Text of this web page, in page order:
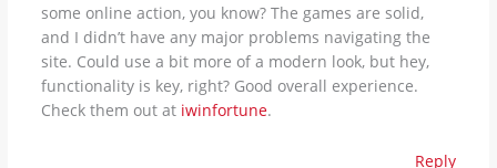
some online action, you know? The games are solid,
and I didn’t have any major problems navigating the
site. Could use a bit more of a modern look, but hey,
functionality is key, right? Good overall experience.
Check them out at iwinfortune.
Reply